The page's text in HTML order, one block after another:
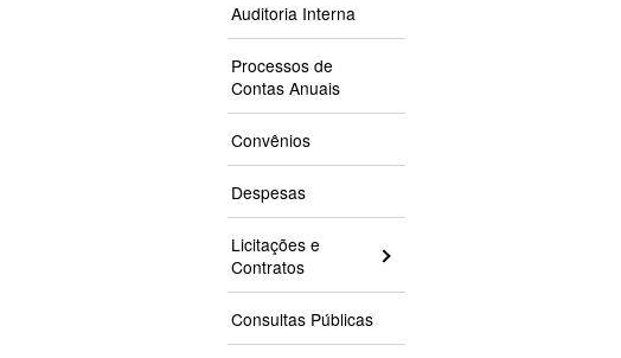
Auditoria Interna
Processos de
Contas Anuais
Convênios
Despesas
Licitações e
Contratos
Consultas Públicas